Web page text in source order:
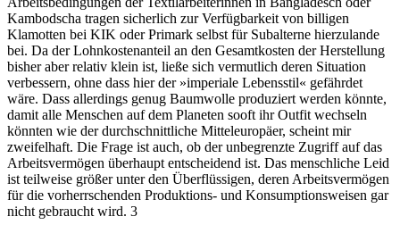
Kambodscha tragen sicherlich zur Verfügbarkeit von billigen
Klamotten bei KIK oder Primark selbst für Subalterne hierzulande
bei. Da der Lohnkostenanteil an den Gesamtkosten der Herstellung
bisher aber relativ klein ist, ließe sich vermutlich deren Situation
verbessern, ohne dass hier der »imperiale Lebensstil« gefährdet
wäre. Dass allerdings genug Baumwolle produziert werden könnte,
damit alle Menschen auf dem Planeten sooft ihr Outfit wechseln
könnten wie der durchschnittliche Mitteleuropäer, scheint mir
zweifelhaft. Die Frage ist auch, ob der unbegrenzte Zugriff auf das
Arbeitsvermögen überhaupt entscheidend ist. Das menschliche Leid
ist teilweise größer unter den Überflüssigen, deren Arbeitsvermögen
für die vorherrschenden Produktions- und Konsumptionsweisen gar
nicht gebraucht wird. 3